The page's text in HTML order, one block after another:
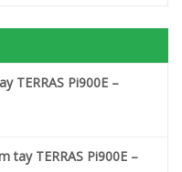
TERRAS Pi900E –
tay TERRAS Pi900E –